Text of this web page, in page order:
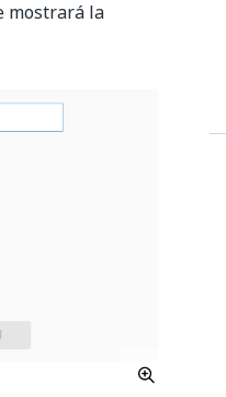
mostrará la